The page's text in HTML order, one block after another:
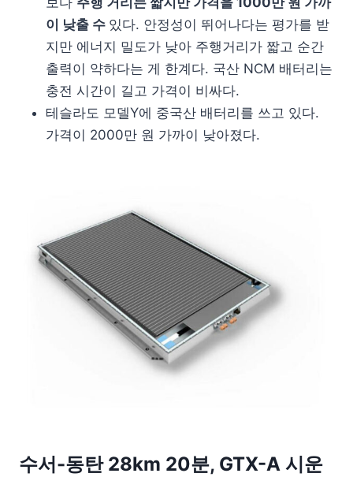
이 낮출 수 있다. 안정성이 뛰어나다는 평가를 받
지만 에너지 밀도가 낮아 주행거리가 짧고 순간
출력이 약하다는 게 한계다. 국산 NCM 배터리는
충전 시간이 길고 가격이 비싸다.
테슬라도 모델Y에 중국산 배터리를 쓰고 있다.
가격이 2000만 원 가까이 낮아졌다.
수서-동탄 28km 20분, GTX-A 시운